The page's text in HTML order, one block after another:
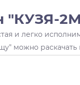
"КУЗЯ-
и легко
можно